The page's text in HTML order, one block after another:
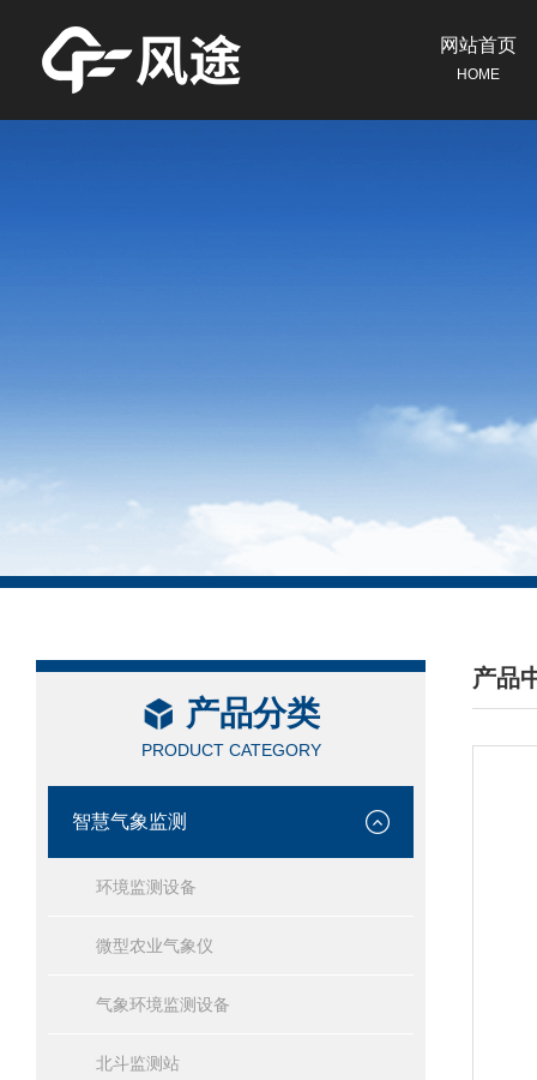
网站首页
HOME
产品分类
PRODUCT CATEGORY
智慧气象监测
环境监测设备
微型农业气象仪
气象环境监测设备
北斗监测站
产品
/